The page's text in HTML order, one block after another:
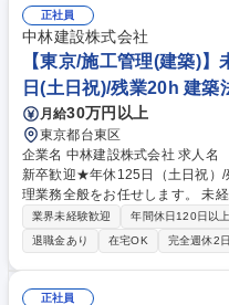
ら、安全かつスムーズに工事サ
サポートから段階的に業務を習得可能 募集職種 【東京/施工管理
歓迎/年間休日128日/残業少なめ/
正社員
中林建設株式会社
【東京/施工管理(建築)
日(土日祝)/残業20h 建築
月給30万円以上
東京都台東区
企業名 中林建設株式会社 求人名 【東京/施工管理（建築）】未経験・第二
新卒歓迎★年休125日（土日祝）/残業20h 仕事の内容 公
理業務全般をお任せします。 未
ノウハウがあり、ゼロから施工
な環境です。 建築工事の品質・工程管理、積算、職人手配などを担当。入
社後は先輩の補助からスタート
くり学んでいただけます。 【未
年以上の歴史を持ち、そのノウ
業界未経験歓迎 年間休日120日以上
退職金あり
在宅OK 完全週休2
正社員